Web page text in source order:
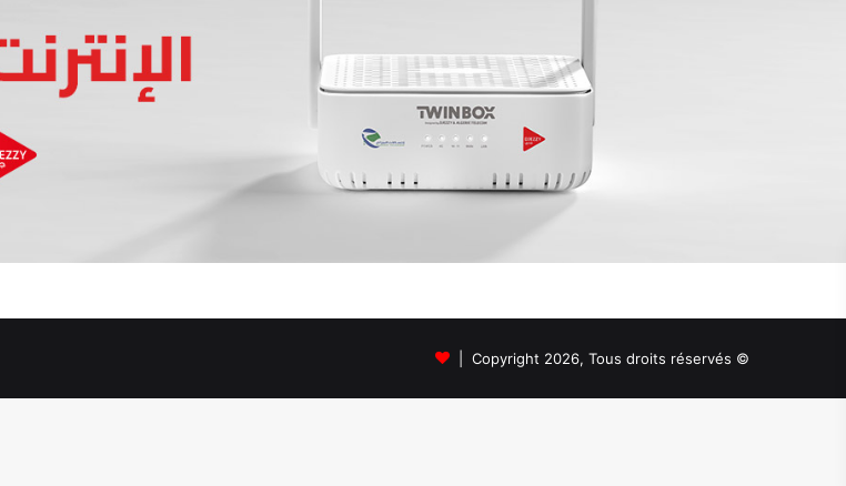
© Copyright 2026, Tous droits réservés |